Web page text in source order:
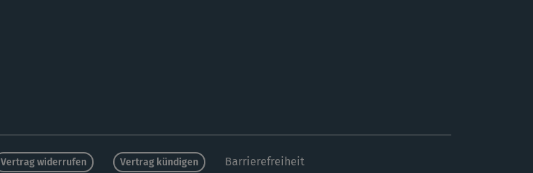
Vertrag widerrufen Vertrag kündigen Barrierefreiheit